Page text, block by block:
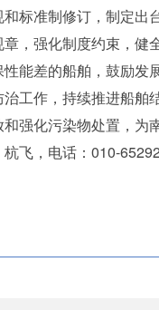
和标准制修订，制定
，强化制度约束，健
能差的船舶，鼓励发
工作，持续推进船舶
强化污染物处置，为
，电话：010-